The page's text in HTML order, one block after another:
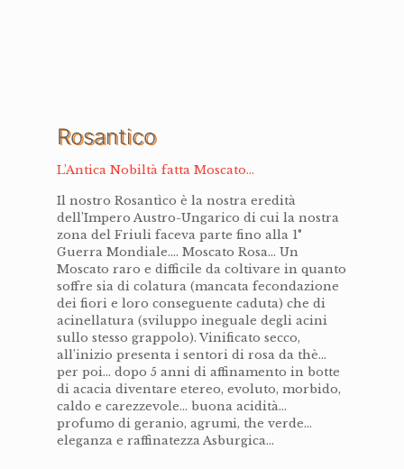
Rosantico
L’Antica Nobiltà fatta Moscato...
Il nostro Rosantìco è la nostra eredità
dell’Impero Austro-Ungarico di cui la nostra
zona del Friuli faceva parte fino alla 1°
Guerra Mondiale…. Moscato Rosa… Un
Moscato raro e difficile da coltivare in quanto
soffre sia di colatura (mancata fecondazione
dei fiori e loro conseguente caduta) che di
acinellatura (sviluppo ineguale degli acini
sullo stesso grappolo). Vinificato secco,
all’inizio presenta i sentori di rosa da thè…
per poi… dopo 5 anni di affinamento in botte
di acacia diventare etereo, evoluto, morbido,
caldo e carezzevole… buona acidità…
profumo di geranio, agrumi, the verde…
eleganza e raffinatezza Asburgica…